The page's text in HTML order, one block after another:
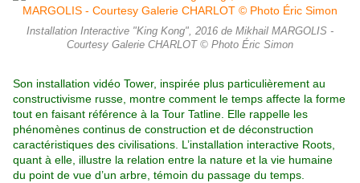
Installation Interactive "King Kong", 2016 de Mikhail MARGOLIS -
Courtesy Galerie CHARLOT © Photo Éric Simon
Son installation vidéo Tower, inspirée plus particulièrement au
constructivisme russe, montre comment le temps affecte la forme
tout en faisant référence à la Tour Tatline. Elle rappelle les
phénomènes continus de construction et de déconstruction
caractéristiques des civilisations. L’installation interactive Roots,
quant à elle, illustre la relation entre la nature et la vie humaine
du point de vue d’un arbre, témoin du passage du temps.